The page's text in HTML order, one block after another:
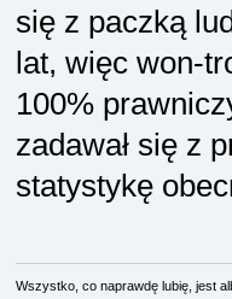
się z paczką
lat, więc won-
100%
zadawał się z
statystykę
Wszystko, co naprawdę lubię, jest